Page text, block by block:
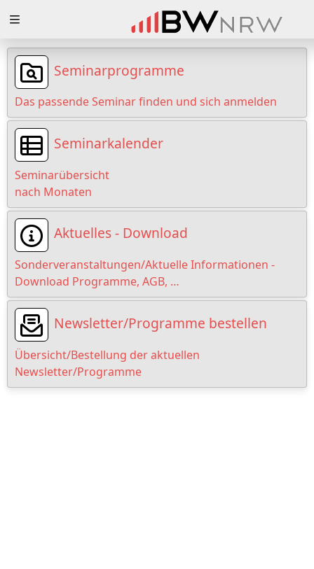
Loading
Loading
Loading
Loading
Loading
Loading
Seminarprogramme
Das passende Seminar finden und sich anmelden
Seminarkalender
Seminarübersicht
nach Monaten
Aktuelles - Download
Sonderveranstaltungen/Aktuelle Informationen -
Download Programme, AGB, …
Newsletter/Programme bestellen
Übersicht/Bestellung der aktuellen
Newsletter/Programme